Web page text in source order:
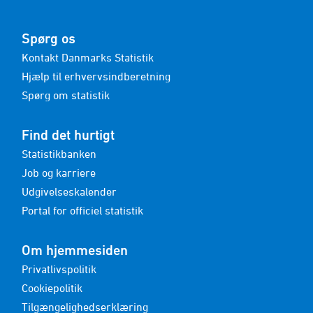
Spørg os
Kontakt Danmarks Statistik
Hjælp til erhvervsindberetning
Spørg om statistik
Find det hurtigt
Statistikbanken
Job og karriere
Udgivelseskalender
Portal for officiel statistik
Om hjemmesiden
Privatlivspolitik
Cookiepolitik
Tilgængelighedserklæring